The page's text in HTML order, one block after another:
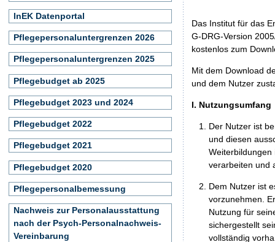
Das Institut für das
G-DRG-Version
kostenlos zum
Mit dem Download
und dem Nutzer
I. Nutzungsumfang
Der Nutzer ist
und diesen
verarbeiten und
Dem Nutzer ist
vorzunehmen.
Nutzung für
sichergestellt
vollständig
InEK Datenportal
Pflegepersonaluntergrenzen 2026
Pflegepersonaluntergrenzen 2025
Pflegebudget ab 2025
Pflegebudget 2023 und 2024
Pflegebudget 2022
Pflegebudget 2021
Pflegebudget 2020
Pflegepersonalbemessung
Nachweis zur Personalausstattung
nach der Psych-Personalnachweis-
Vereinbarung